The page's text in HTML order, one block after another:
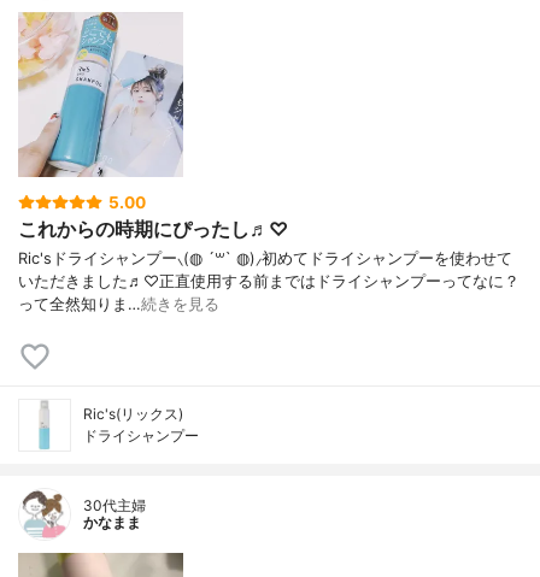
5.00
これからの時期にぴったし♬︎♡
Ric'sドライシャンプー⸜(◍ ´꒳` ◍)⸝初めてドライシャンプーを使わせて
いただきました♬︎♡正直使用する前まではドライシャンプーってなに？
って全然知りま…続きを見る
Ric's(リックス)
ドライシャンプー
30代主婦
かなまま